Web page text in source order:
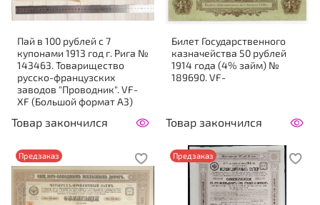
Пай в 100 рублей с 7
купонами 1913 год г. Рига №
143463. Товарищество
русско-французских
заводов "Проводник". VF-
XF (Большой формат А3)
Товар закончился
Билет Государственного
казначейства 50 рублей
1914 года (4% займ) №
189690. VF-
Товар закончился
Предзаказ Предзаказ